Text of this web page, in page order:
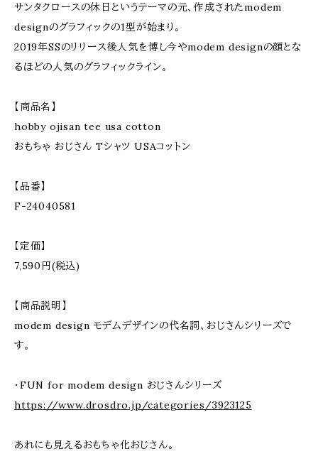
サンタクロースの休日というテーマの元、作成されたmodem
designのグラフィックの1型が始まり。
2019年SSのリリース後人気を博し今やmodem designの顔とな
るほどの人気のグラフィックライン。
【商品名】
hobby ojisan tee usa cotton
おもちゃ おじさん Tシャツ USAコットン
【品番】
F-24040581
【定価】
7,590円(税込)
【商品説明】
modem design モデムデザインの代名詞、おじさんシリーズで
す。
・FUN for modem design おじさんシリーズ
https://www.drosdro.jp/categories/3923125
あれにも見えるおもちゃ化おじさん。